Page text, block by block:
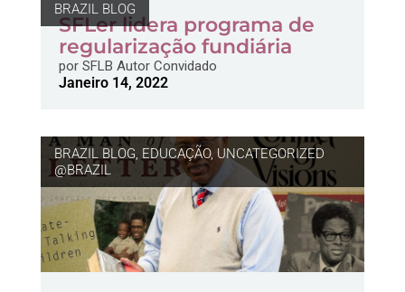
BRAZIL BLOG
SFLer lidera programa de
regularização fundiária
porSFLB Autor Convidado
Janeiro 14, 2022
BRAZIL BLOG, EDUCAÇÃO, UNCATEGORIZED
@BRAZIL